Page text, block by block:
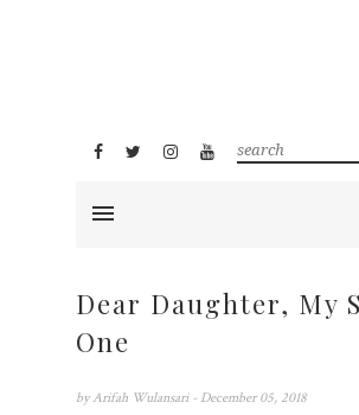
Dear Daughter, My
One
by Arifah Wulansari - December 05, 2018